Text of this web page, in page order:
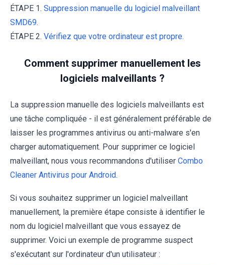
ÉTAPE 1. Suppression manuelle du logiciel malveillant
SMD69.
ÉTAPE 2. Vérifiez que votre ordinateur est propre.
Comment supprimer manuellement les
logiciels malveillants ?
La suppression manuelle des logiciels malveillants est
une tâche compliquée - il est généralement préférable de
laisser les programmes antivirus ou anti-malware s'en
charger automatiquement. Pour supprimer ce logiciel
malveillant, nous vous recommandons d'utiliser Combo
Cleaner Antivirus pour Android.
Si vous souhaitez supprimer un logiciel malveillant
manuellement, la première étape consiste à identifier le
nom du logiciel malveillant que vous essayez de
supprimer. Voici un exemple de programme suspect
s'exécutant sur l'ordinateur d'un utilisateur :